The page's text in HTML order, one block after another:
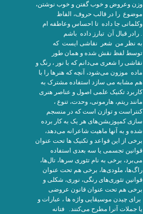
وزن وعروض و خوب گفتن و خوب نوشتن،
موضوع را در قالب حروف، الفاظ
وکلماتی جا داده تا احساس وعاطفه ام
رادر قبال آن تبارز داده باشم .
به نظر من شعر نقاشی ایست که
توسط لفظ نقش شده و همان طور
نقاشی را شعری می‌دانم که با نور ، رنگ و
ماده موزون می‌شود، آنچه که هنرها را با
هم مشابه می سازد استفاده مشترک به
کاربرد تکنیک علمی اصول و عناصر هنری
مانند ریتم، هارمونی، وحدت، تنوع ،
کنتراست و توازن است که در منسجم
سازی کمپوزیشن‌های هر یک به کار برده
شده و به آنها ماهیت شاعرانه می‌دهد،
برخی از این قواعد و تکنیک ها تحت عنوان
قوانین تجسمی یا سه بعدی استفاده
می‌برد، برخی به نام تئوری سرها، تال‌ها،
راگ‌ها، ملودی‌ها، برخی هم تحت عنوان
قوانین تئوری‌های رنگی، نوری، شکلی و
برخی هم تحت عنوان قانون عروضی
برای چیدن موسیقایی واژه ها ، عبارات و
یا جملات آنرا مطرح می‌کنند. فتانه